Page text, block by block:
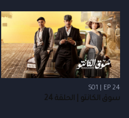
S01 | EP 24
سوق الكانتو | الحلقة 24